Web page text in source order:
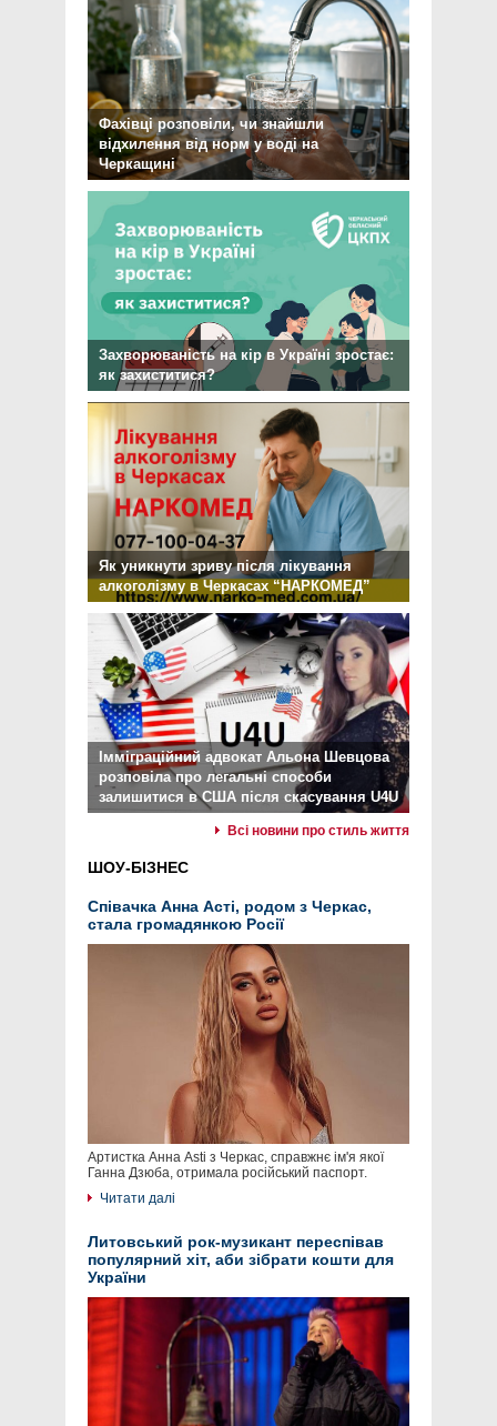
Фахівці розповіли, чи знайшли
відхилення від норм у воді на
Черкащині
Захворюваність на кір в Україні зростає:
як захиститися?
Як уникнути зриву після лікування
алкоголізму в Черкасах “НАРКОМЕД”
Імміграційний адвокат Альона Шевцова
розповіла про легальні способи
залишитися в США після скасування U4U
Всі новини про стиль життя
ШОУ-БІЗНЕС
Співачка Анна Асті, родом з Черкас,
стала громадянкою Росії
Артистка Анна Asti з Черкас, справжнє ім'я якої
Ганна Дзюба, отримала російський паспорт.
Читати далі
Литовський рок-музикант переспівав
популярний хіт, аби зібрати кошти для
України